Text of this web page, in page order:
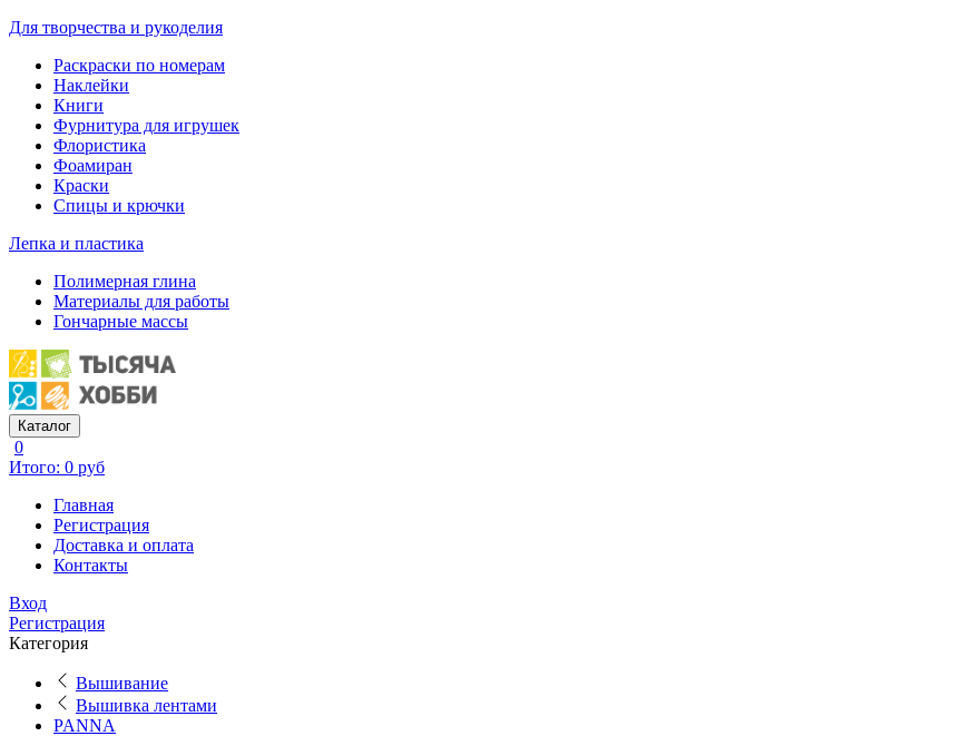
Для творчества и рукоделия
Раскраски по номерам
Наклейки
Книги
Фурнитура для игрушек
Флористика
Фоамиран
Краски
Спицы и крючки
Лепка и пластика
Полимерная глина
Материалы для работы
Гончарные массы
Каталог
0
Итого: 0 руб
Главная
Регистрация
Доставка и оплата
Контакты
Вход
Регистрация
Категория
Вышивание
Вышивка лентами
PANNA